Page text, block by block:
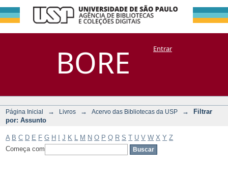
BORE
Filtrar por:
Assunto
DSpace/Manakin + CoriscoEntrar
Página Inicial → Livros → Acervo das Bibliotecas da USP →
Filtrar
por: Assunto
A B C D E F G H J K M N O P Q R S T U V W X Y Z
Começa com